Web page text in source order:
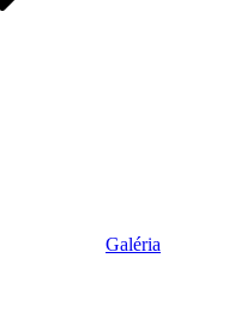
Galéria